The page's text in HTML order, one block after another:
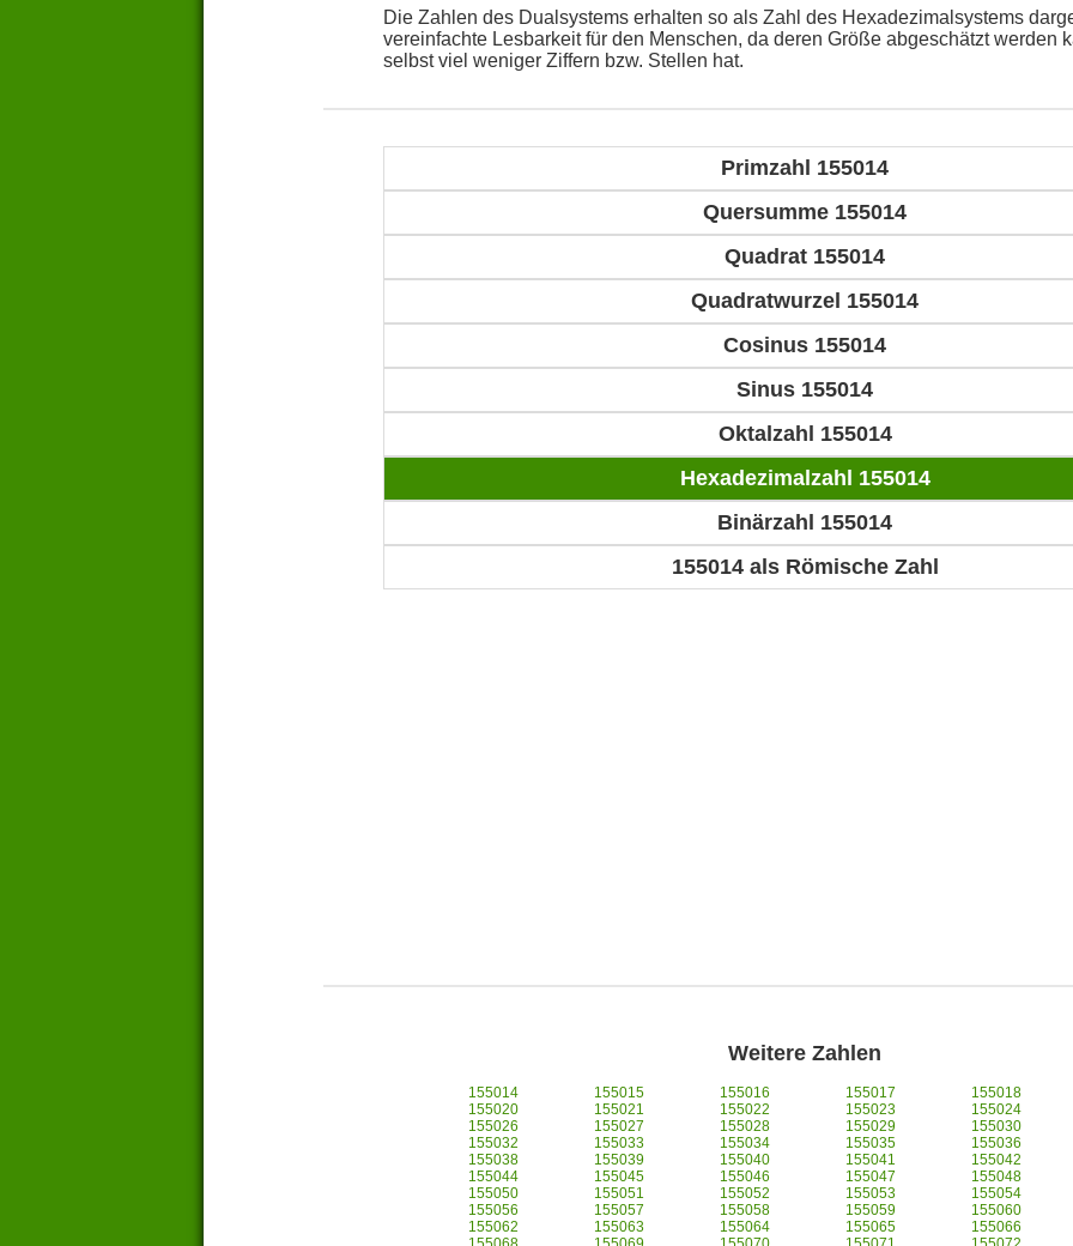
Die Zahlen des Dualsystems erhalten so als Zahl des Hexadezimalsystems
vereinfachte Lesbarkeit für den Menschen, da deren Größe abgeschätzt werden
selbst viel weniger Ziffern bzw. Stellen hat.
Primzahl 155014
Quersumme 155014
Quadrat 155014
Quadratwurzel 155014
Cosinus 155014
Sinus 155014
Oktalzahl 155014
Hexadezimalzahl 155014
Binärzahl 155014
155014 als Römische Zahl
Weitere Zahlen
155014 155015 155016 155017
155018
155020
155021 155022 155023
155024
155026
155027 155028 155029
155030
155032
155033 155034 155035
155036
155038
155039 155040 155041
155042
155044
155045 155046 155047
155048
155050
155051 155052 155053
155054
155056
155057 155058 155059
155060
155062
155063 155064 155065
155066